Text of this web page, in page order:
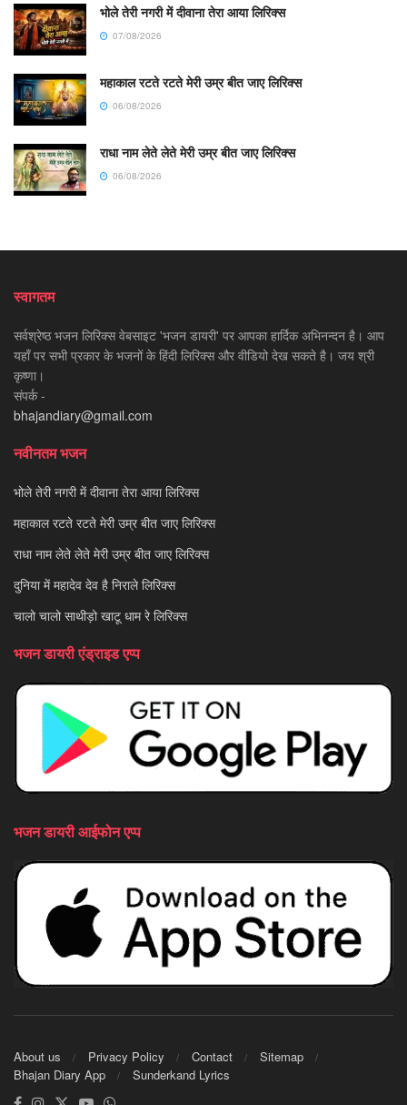
भोले तेरी नगरी में दीवाना तेरा आया लिरिक्स
07/08/2026
महाकाल रटते रटते मेरी उम्र बीत जाए लिरिक्स
06/08/2026
राधा नाम लेते लेते मेरी उम्र बीत जाए लिरिक्स
06/08/2026
स्वागतम
सर्वश्रेष्ठ भजन लिरिक्स वेबसाइट 'भजन डायरी' पर आपका हार्दिक अभिनन्दन है। आप
यहाँ पर सभी प्रकार के भजनों के हिंदी लिरिक्स और वीडियो देख सकते है। जय श्री
कृष्णा।
संपर्क -
bhajandiary@gmail.com
नवीनतम भजन
भोले तेरी नगरी में दीवाना तेरा आया लिरिक्स
महाकाल रटते रटते मेरी उम्र बीत जाए लिरिक्स
राधा नाम लेते लेते मेरी उम्र बीत जाए लिरिक्स
दुनिया में महादेव देव है निराले लिरिक्स
चालो चालो साथीड़ो खाटू धाम रे लिरिक्स
भजन डायरी एंड्राइड एप्प
भजन डायरी आईफोन एप्प
About us Privacy Policy Contact
Sitemap
Bhajan Diary App
Sunderkand Lyrics